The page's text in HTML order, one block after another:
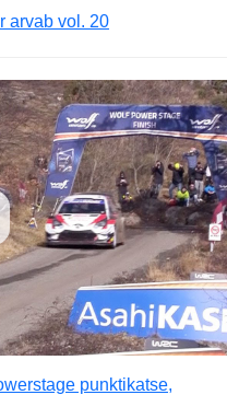
arvab vol. 20
punktikatse,